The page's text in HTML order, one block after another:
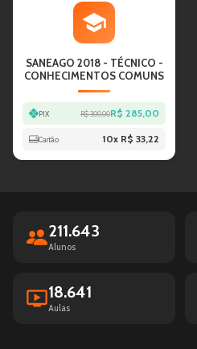
SANEAGO 2018 - TÉCNICO -
CONHECIMENTOS COMUNS
PIX R$ 300,00R$ 285,00
Cartão 10x R$ 33,22
211.643
Alunos
18.641
Aulas